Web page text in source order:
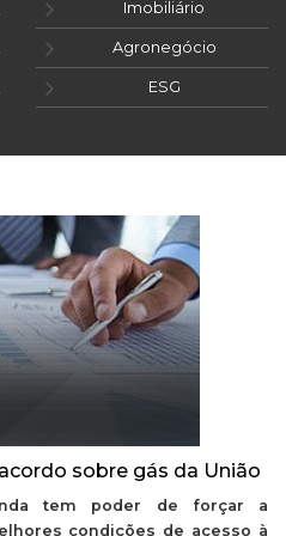
Imobiliário
Agronegócio
ESG
sobre gás da União
tem poder de forçar a
condições de acesso à